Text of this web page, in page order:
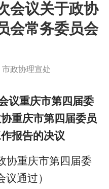
会议关于政协
会常务委员会
政协理宣处
议重庆市第四届委
重庆市第四届委员
报告的决议
协重庆市第四届委
议通过）